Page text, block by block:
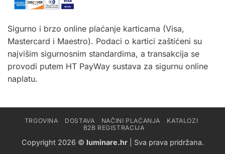
Sigurno i brzo online plaćanje karticama (Visa,
Mastercard i Maestro). Podaci o kartici zaštićeni su
najvišim sigurnosnim standardima, a transakcija se
provodi putem HT PayWay sustava za sigurnu online
naplatu.
TRGOVINA DOSTAVA NAČINI PLAĆANJA
KATALOZI
B2B REGISTRACIJA
Copyright 2026 © luminare.hr| Sva prava pridržana.